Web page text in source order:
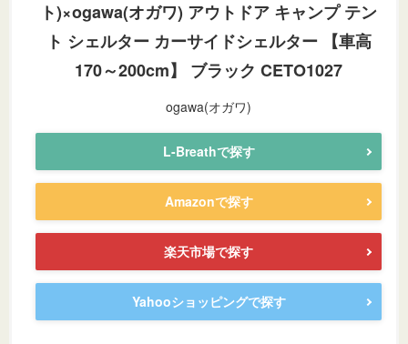
ト)×ogawa(オガワ) アウトドア キャンプ テン
ト シェルター カーサイドシェルター 【車高
170～200cm】 ブラック CETO1027
ogawa(オガワ)
L-Breathで探す
Amazonで探す
楽天市場で探す
Yahooショッピングで探す